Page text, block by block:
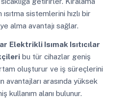
sistemlerini hızlı bir
alma avantajı sağlar.
Elektrikli Isımak Isıtıcılar
bu tür cihazlar geniş
oluşturur ve iş süreçlerini
avantajları arasında yüksek
kullanım alanı bulunur.